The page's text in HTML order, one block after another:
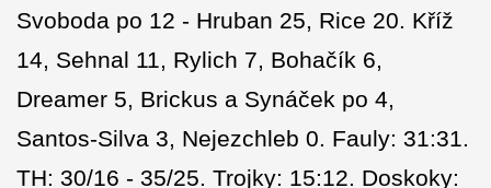
Svoboda po 12 - Hruban 25, Rice 20. Kříž
14, Sehnal 11, Rylich 7, Bohačík 6,
Dreamer 5, Brickus a Synáček po 4,
Santos-Silva 3, Nejezchleb 0. Fauly: 31:31.
TH: 30/16 - 35/25. Trojky: 15:12. Doskoky: